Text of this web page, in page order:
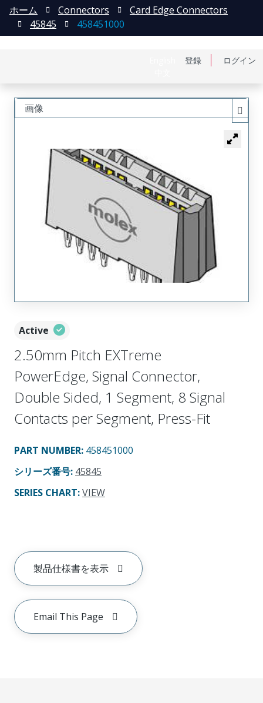
登録 ログイン
ホーム Connectors
Card Edge Connectors
45845
458451000
Active
2.50mm Pitch EXTreme
PowerEdge, Signal Connector,
Double Sided, 1 Segment, 8 Signal
Contacts per Segment, Press-Fit
PART NUMBER: 458451000
シリーズ番号: 45845
SERIES CHART:VIEW
製品仕様書を表示
Email This Page
画像